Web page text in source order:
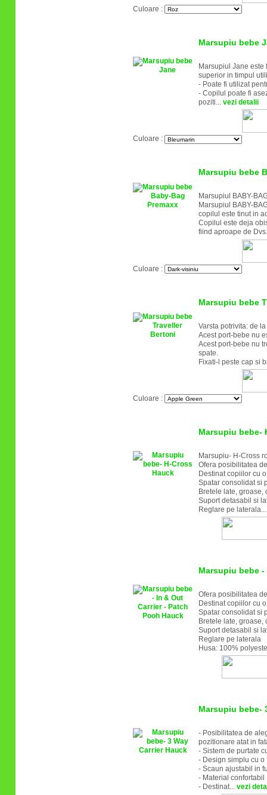
Culoare :
Marsupiu bebe
Marsupiul Jane este
superior in timpul
- Poate fi utilizat
- Copilul poate fi
poziti... vezi detalii
Culoare :
Marsupiu bebe
Marsupiul BABY-
Marsupiul BABY-
copilul este tinut in
Copilul este deja
fiind aproape de
Culoare :
Marsupiu bebe
Varsta potrivita: de
Acest port-bebe nu
Acest port-bebe nu
spate.
Fixati-l peste cap si
Culoare :
Marsupiu bebe-
Marsupiu- H-Cross
Ofera posibilitatea
Destinat copiilor cu
Spatar consolidat si
Bretele late, groase,
Suport detasabil si
Reglare pe
Marsupiu bebe
Ofera posibilitatea
Destinat copiilor cu
Spatar consolidat si
Bretele late, groase,
Suport detasabil si
Reglare pe laterala
Husa: 100%
Marsupiu bebe-
- Posibilitatea de
pozitionare atat in
- Sistem de purtate
- Design simplu cu
- Scaun ajustabil in
- Material confortabil
- Destinat... vezi